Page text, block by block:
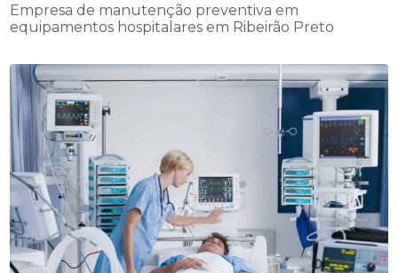
Empresa de manutenção preventiva em
equipamentos hospitalares em Ribeirão Preto